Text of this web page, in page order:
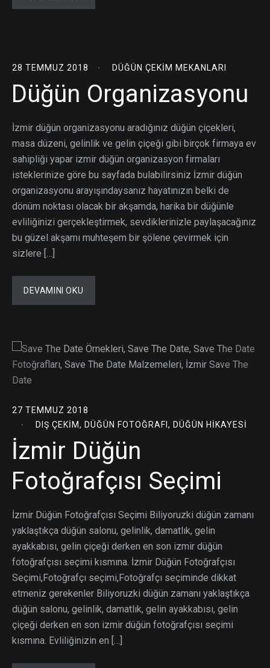
28 TEMMUZ 2018 DÜĞÜN ÇEKIM MEKANLARI
Düğün Organizasyonu
İzmir düğün organizasyonu aradığınız düğün çiçekleri,
masa düzeni, gelinlik ve gelin çiçeği gibi birçok firmaya ev
sahipliği yapar izmir düğün organizasyon firmaları
isteklerinize göre bu sayfada bulabilirsiniz İzmir düğün
organizasyonu arayışındaysanız hayatınızın belki de
dönüm noktası olacak bir akşamda, harika bir düğünle
evliliğinizi gerçekleştirmek, sevdiklerinizle paylaşacağınız
bu güzel akşamı muhteşem bir şölene çevirmek için
sizlere […]
DEVAMINI OKU
27 TEMMUZ 2018
DIŞ ÇEKIM, DÜĞÜN FOTOĞRAFI , DÜĞÜN HIKAYESI
İzmir Düğün
Fotoğrafçısı Seçimi
İzmir Düğün Fotoğrafçısı Seçimi Biliyoruzki düğün zamanı
yaklaştıkça düğün salonu, gelinlik, damatlık, gelin
ayakkabısı, gelin çiçeği derken en son izmir düğün
fotoğrafçısı seçimi kısmına. İzmir Düğün Fotoğrafçısı
Seçimi,Fotoğrafçı seçimi,Fotoğrafçı seçiminde dikkat
etmeniz gerekenler Biliyoruzki düğün zamanı yaklaştıkça
düğün salonu, gelinlik, damatlık, gelin ayakkabısı, gelin
çiçeği derken en son izmir düğün fotoğrafçısı seçimi
kısmına. Evliliğinizin en […]